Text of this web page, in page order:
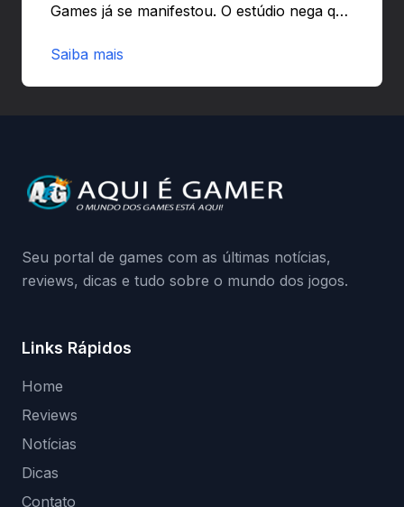
Games já se manifestou. O estúdio nega que
preload e avisa que quem usar versões não
da Playground: negação do preload,
medidas contra acessos não autorizados
Saiba mais
Seu portal de games com as últimas notícias,
reviews, dicas e tudo sobre o mundo dos jogos.
Links Rápidos
Home
Reviews
Notícias
Dicas
Contato